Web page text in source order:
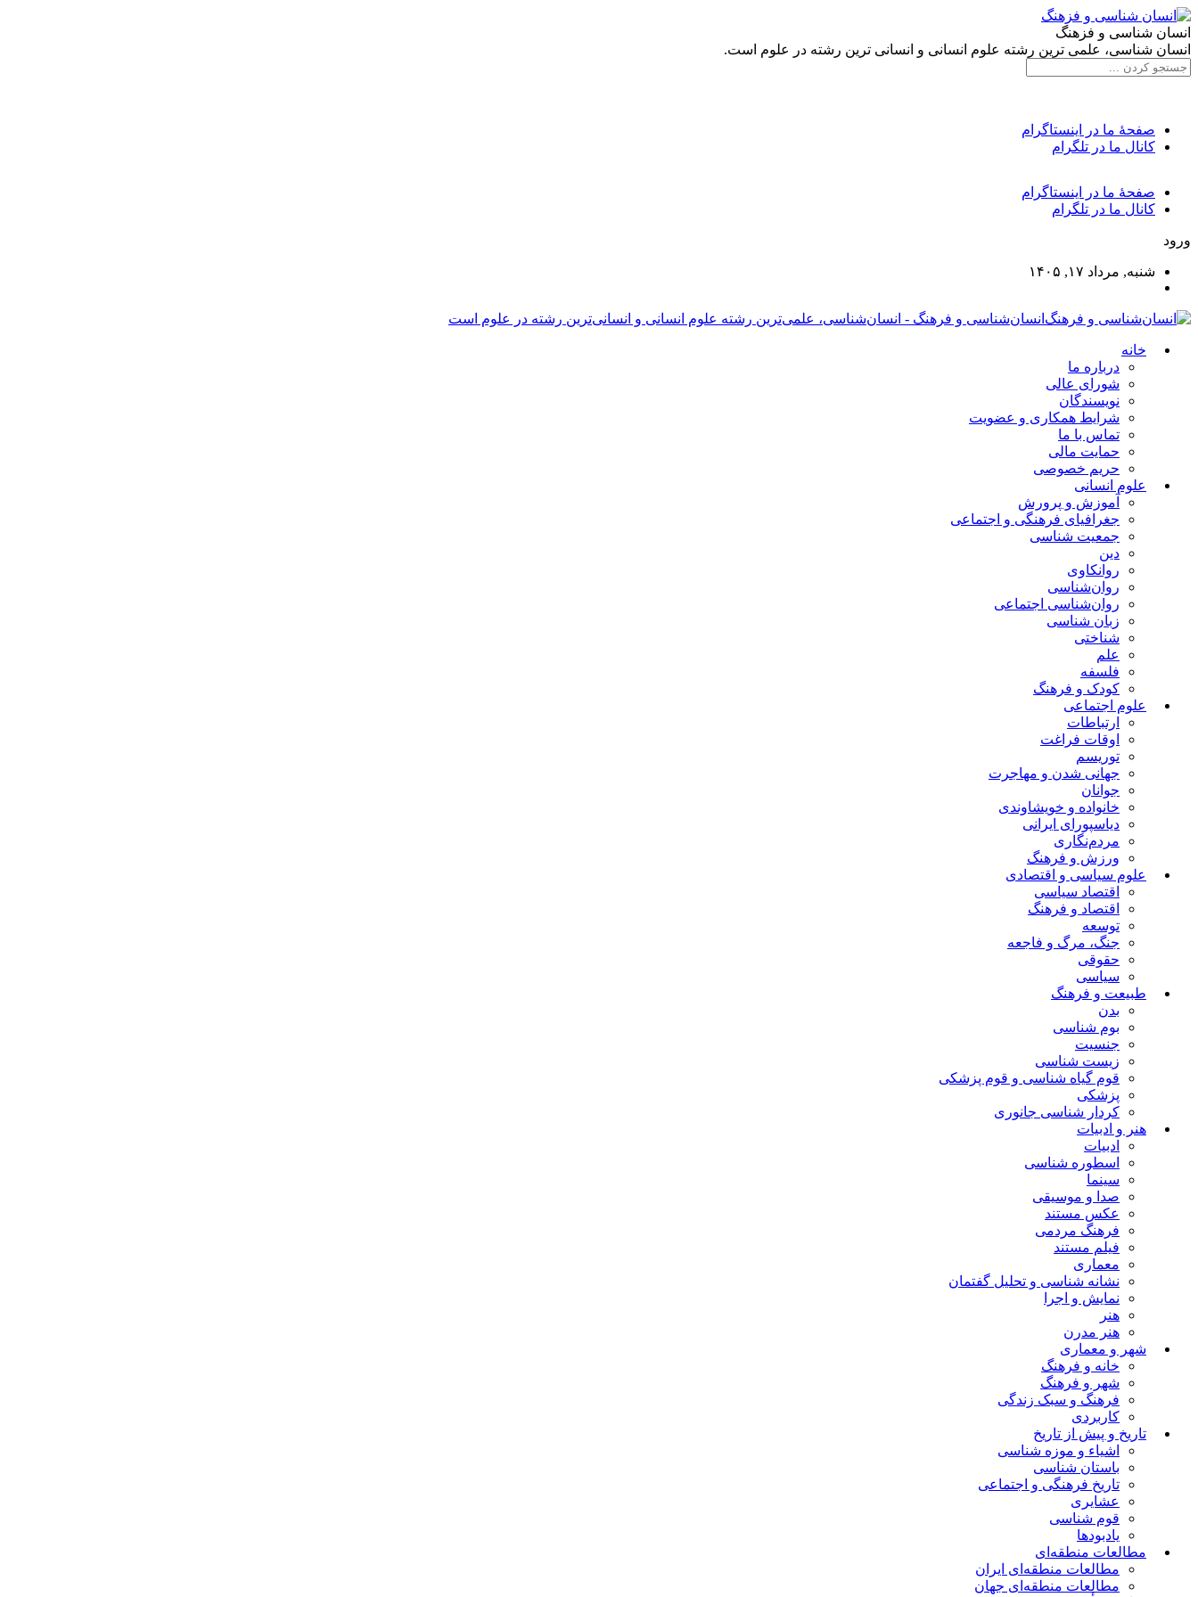
انسان شناسی و فزهنگ
انسان شناسی، علمی ترین رشته علوم انسانی و انسانی ترین رشته در علوم است.
صفحۀ ما در اینستاگرام
کانال ما در تلگرام
صفحۀ ما در اینستاگرام
کانال ما در تلگرام
ورود
شنبه, مرداد ۱۷, ۱۴۰۵
انسان‌شناسی و فرهنگ - انسان‌شناسی، علمی‌ترین رشته علوم انسانی و انسانی‌ترین رشته در علوم است
خانه
درباره ما
شورای عالی
نویسندگان
شرایط همکاری و عضویت
تماس با ما
حمایت مالی
حریم خصوصی
علوم انسانی
آموزش و پرورش
جغرافیای فرهنگی و اجتماعی
جمعیت شناسی
دین
روانکاوی
روان‌شناسی
روان‌شناسی اجتماعی
زبان شناسی
شناختی
علم
فلسفه
کودک و فرهنگ
علوم اجتماعی
ارتباطات
اوقات فراغت
توریسم
جهانی شدن و مهاجرت
جوانان
خانواده و خویشاوندی
دیاسپورای ایرانی
مردم‌نگاری
ورزش و فرهنگ
علوم سیاسی و اقتصادی
اقتصاد سیاسی
اقتصاد و فرهنگ
توسعه
جنگ، مرگ و فاجعه
حقوقی
سیاسی
طبیعت و فرهنگ
بدن
بوم شناسی
جنسیت
زیست شناسی
قوم گیاه شناسی و قوم پزشکی
پزشکی
کردار شناسی جانوری
هنر و ادبیات
ادبیات
اسطوره شناسی
سینما
صدا و موسیقی
عکس مستند
فرهنگ مردمی
فیلم مستند
معماری
نشانه شناسی و تحلیل گفتمان
نمایش و اجرا
هنر
هنر مدرن
شهر و معماری
خانه و فرهنگ
شهر و فرهنگ
فرهنگ و سبک زندگی
کاربردی
تاریخ و پیش از تاریخ
اشیاء و موزه شناسی
باستان شناسی
تاریخ فرهنگی و اجتماعی
عشایری
قوم شناسی
یادبودها
مطالعات منطقه‌ای
مطالعات منطقه‌ای ایران
مطالعات منطقه‌ای جهان